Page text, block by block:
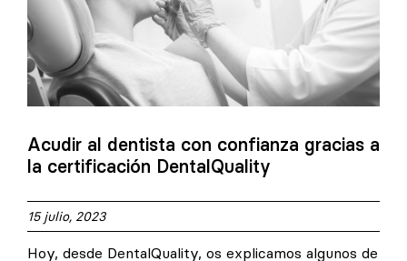
Acudir al dentista con confianza gracias a
la certificación DentalQuality
15 julio, 2023
Hoy, desde DentalQuality, os explicamos algunos de